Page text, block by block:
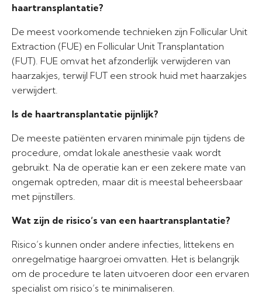
haartransplantatie?
De meest voorkomende technieken zijn Follicular Unit
Extraction (FUE) en Follicular Unit Transplantation
(FUT). FUE omvat het afzonderlijk verwijderen van
haarzakjes, terwijl FUT een strook huid met haarzakjes
verwijdert.
Is de haartransplantatie pijnlijk?
De meeste patiënten ervaren minimale pijn tijdens de
procedure, omdat lokale anesthesie vaak wordt
gebruikt. Na de operatie kan er een zekere mate van
ongemak optreden, maar dit is meestal beheersbaar
met pijnstillers.
Wat zijn de risico’s van een haartransplantatie?
Risico’s kunnen onder andere infecties, littekens en
onregelmatige haargroei omvatten. Het is belangrijk
om de procedure te laten uitvoeren door een ervaren
specialist om risico’s te minimaliseren.